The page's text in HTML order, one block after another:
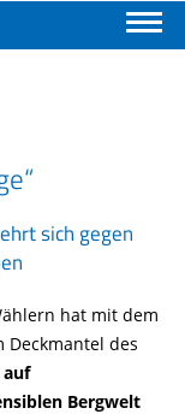
sich gegen
hat mit dem
Deckmantel des
Bergwelt